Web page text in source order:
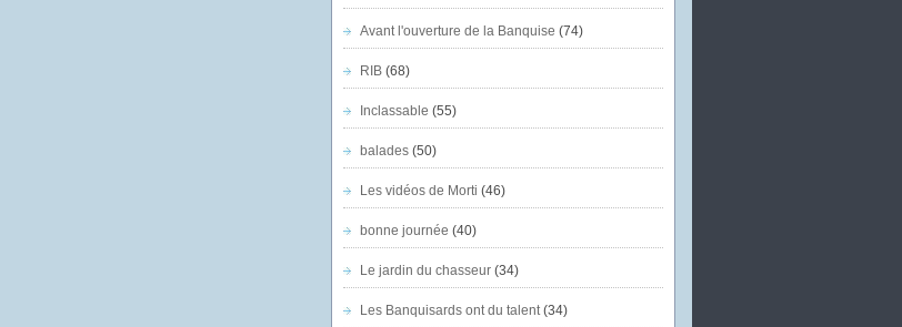
Avant l'ouverture de la Banquise (74)
RIB(68)
Inclassable (55)
balades(50)
Les vidéos de Morti (46)
bonne journée (40)
Le jardin du chasseur(34)
Les Banquisards ont du talent(34)